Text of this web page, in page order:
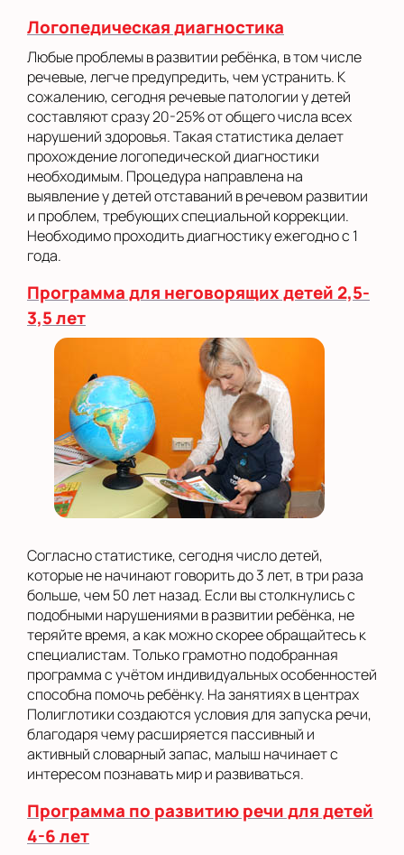
Логопедическая диагностика
Любые проблемы в развитии ребёнка, в том числе
речевые, легче предупредить, чем устранить. К
сожалению, сегодня речевые патологии у детей
составляют сразу 20-25% от общего числа всех
нарушений здоровья. Такая статистика делает
прохождение логопедической диагностики
необходимым. Процедура направлена на
выявление у детей отставаний в речевом развитии
и проблем, требующих специальной коррекции.
Необходимо проходить диагностику ежегодно с 1
года.
Программа для неговорящих детей 2,5-
3,5 лет
Согласно статистике, сегодня число детей,
которые не начинают говорить до 3 лет, в три раза
больше, чем 50 лет назад. Если вы столкнулись с
подобными нарушениями в развитии ребёнка, не
теряйте время, а как можно скорее обращайтесь к
специалистам. Только грамотно подобранная
программа с учётом индивидуальных особенностей
способна помочь ребёнку. На занятиях в центрах
Полиглотики создаются условия для запуска речи,
благодаря чему расширяется пассивный и
активный словарный запас, малыш начинает с
интересом познавать мир и развиваться.
Программа по развитию речи для детей
4-6 лет